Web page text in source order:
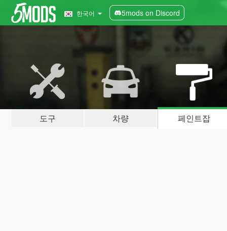
한국어 5mods on Discord
도구 차량 페인트잡